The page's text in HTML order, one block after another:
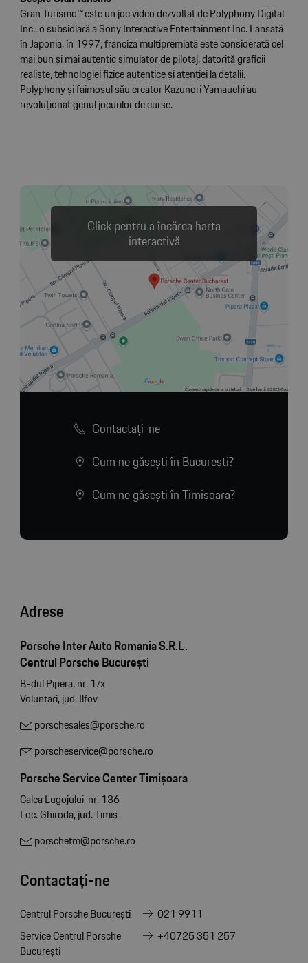
Gran Turismo™ este un joc video dezvoltat de Polyphony Digital
Inc., o subsidiară a Sony Interactive Entertainment Inc. Lansată
în Japonia, în 1997, franciza multipremiată este considerată cel
mai bun și mai autentic simulator de pilotaj, datorită graficii
realiste, tehnologiei fizice autentice și atenției la detalii.
Polyphony și faimosul său creator Kazunori Yamauchi au
revoluționat genul jocurilor de curse.
Click pentru a încărca harta
interactivă
Contactaţi-ne
Cum ne găsești în București?
Cum ne găsești în Timișoara?
Adrese
Porsche Inter Auto Romania S.R.L.
Centrul Porsche București
B-dul Pipera, nr. 1/x
Voluntari, jud. Ilfov
porschesales@porsche.ro
porscheservice@porsche.ro
Porsche Service Center Timișoara
Calea Lugojului, nr. 136
Loc. Ghiroda, jud. Timiș
porschetm@porsche.ro
Contactați-ne
Centrul Porsche București
021 9911
Service Centrul Porsche
București
+40725 351 257